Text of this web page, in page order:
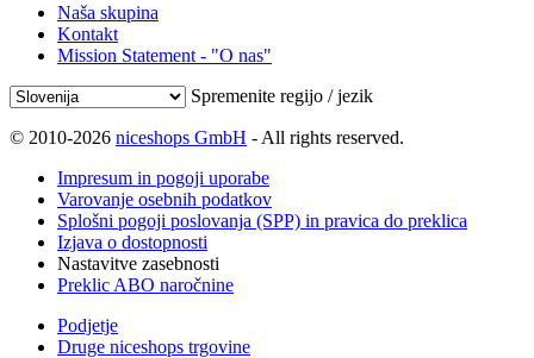
Naša skupina
Kontakt
Mission Statement - "O nas"
Spremenite regijo / jezik
© 2010-2026 niceshops GmbH - All rights reserved.
Impresum in pogoji uporabe
Varovanje osebnih podatkov
Splošni pogoji poslovanja (SPP) in pravica do preklica
Izjava o dostopnosti
Nastavitve zasebnosti
Preklic ABO naročnine
Podjetje
Druge niceshops trgovine